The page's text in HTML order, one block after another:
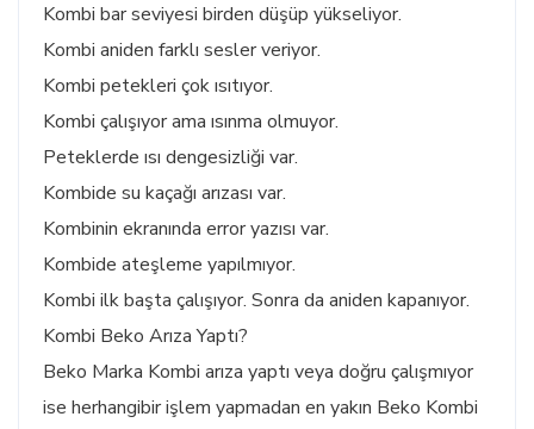
Kombi bar seviyesi birden düşüp yükseliyor.
Kombi aniden farklı sesler veriyor.
Kombi petekleri çok ısıtıyor.
Kombi çalışıyor ama ısınma olmuyor.
Peteklerde ısı dengesizliği var.
Kombide su kaçağı arızası var.
Kombinin ekranında error yazısı var.
Kombide ateşleme yapılmıyor.
Kombi ilk başta çalışıyor. Sonra da aniden kapanıyor.
Kombi Beko Arıza Yaptı?
Beko Marka Kombi arıza yaptı veya doğru çalışmıyor
ise herhangibir işlem yapmadan en yakın Beko Kombi